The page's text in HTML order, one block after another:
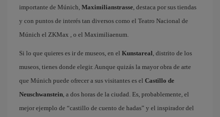
importante de Múnich, Maximilianstrasse, destaca por sus tiendas
y con puntos de interés tan diversos como el Teatro Nacional de
Múnich el ZKMax , o el Maximiliaenum.
Si lo que quieres es ir de museos, en el Kunstareal, distrito de los
museos, tienes donde elegir. Aunque quizás la mayor obra de arte
que Múnich puede ofrecer a sus visitantes es el Castillo de
Neuschwanstein, a dos horas de la ciudad. Es, probablemente, el
mejor ejemplo de “castillo de cuento de hadas” y el inspirador del